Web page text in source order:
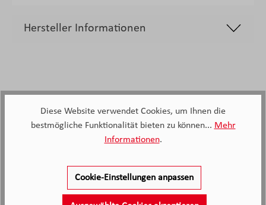
Hersteller Informationen
4.4/5.0
2.138
4.4
Diese Website verwendet Cookies, um Ihnen die
bestmögliche Funktionalität bieten zu können... Mehr
Informationen.
Cookie-Einstellungen anpassen